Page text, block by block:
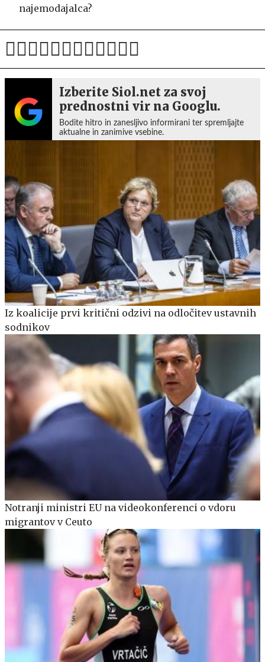
najemodajalca?
Izberite Siol.net za svoj
prednostni vir na Googlu.
Bodite hitro in zanesljivo informirani ter spremljajte
aktualne in zanimive vsebine.
Iz koalicije prvi kritični odzivi na odločitev ustavnih
sodnikov
Notranji ministri EU na videokonferenci o vdoru
migrantov v Ceuto